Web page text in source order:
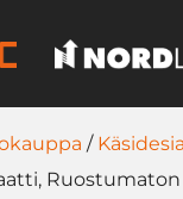
/
Ruostumaton